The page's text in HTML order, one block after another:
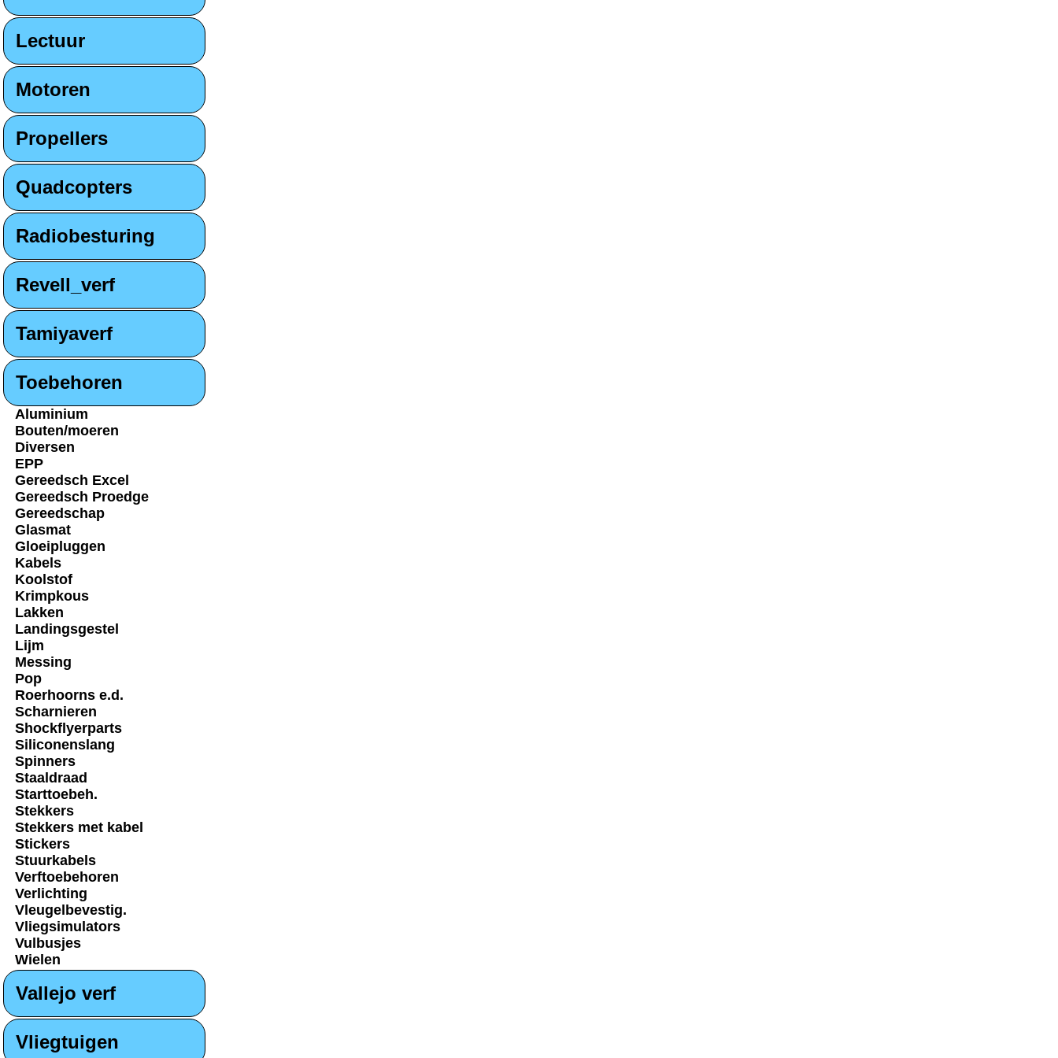
Lectuur
Motoren
Propellers
Quadcopters
Radiobesturing
Revell_verf
Tamiyaverf
Toebehoren
Aluminium
Bouten/moeren
Diversen
EPP
Gereedsch Excel
Gereedsch Proedge
Gereedschap
Glasmat
Gloeipluggen
Kabels
Koolstof
Krimpkous
Lakken
Landingsgestel
Lijm
Messing
Pop
Roerhoorns e.d.
Scharnieren
Shockflyerparts
Siliconenslang
Spinners
Staaldraad
Starttoebeh.
Stekkers
Stekkers met kabel
Stickers
Stuurkabels
Verftoebehoren
Verlichting
Vleugelbevestig.
Vliegsimulators
Vulbusjes
Wielen
Vallejo verf
Vliegtuigen